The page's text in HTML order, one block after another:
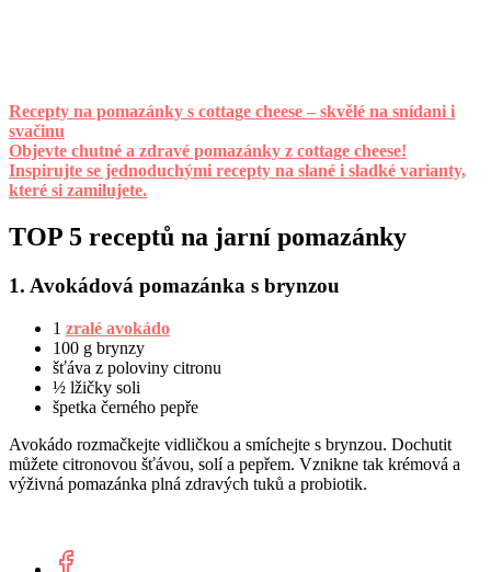
Recepty na pomazánky s cottage cheese – skvělé na snídani i
svačinu
Objevte chutné a zdravé pomazánky z cottage cheese!
Inspirujte se jednoduchými recepty na slané i sladké varianty,
které si zamilujete.
TOP 5 receptů na jarní pomazánky
1. Avokádová pomazánka s brynzou
1 zralé avokádo
100 g brynzy
šťáva z poloviny citronu
½ lžičky soli
špetka černého pepře
Avokádo rozmačkejte vidličkou a smíchejte s brynzou. Dochutit
můžete citronovou šťávou, solí a pepřem. Vznikne tak krémová a
výživná pomazánka plná zdravých tuků a probiotik.